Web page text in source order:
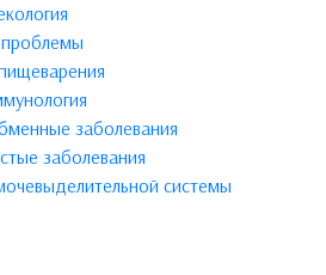
проблемы
заболевания
заболевания
системы